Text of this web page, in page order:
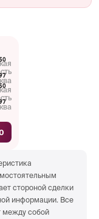
стороной сделки
информации. Все
между собой